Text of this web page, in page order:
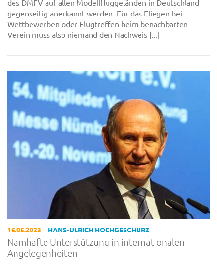
des DMFV auf allen Modellfluggeländen in Deutschland
gegenseitig anerkannt werden. Für das Fliegen bei
Wettbewerben oder Flugtreffen beim benachbarten
Verein muss also niemand den Nachweis [...]
16.05.2023 HANS-ULRICH HOCHGESCHURZ
Namhafte Unterstützung in internationalen
Angelegenheiten